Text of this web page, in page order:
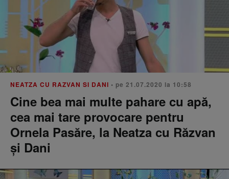
NEATZA CU RAZVAN SI DANI • pe 21.07.2020 la 10:58
Cine bea mai multe pahare cu apă,
cea mai tare provocare pentru
Ornela Pasăre, la Neatza cu Răzvan
și Dani